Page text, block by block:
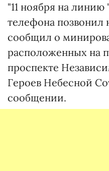
"11 ноября на линию
телефона позвонил
сообщил о
расположенных на
проспекте
Героев Небесной
сообщении.